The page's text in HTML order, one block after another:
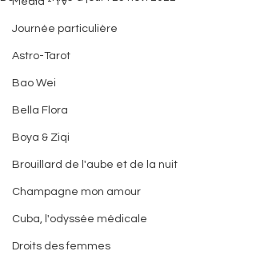
Journée particulière
Astro-Tarot
Bao Wei
Bella Flora
Boya & Ziqi
Brouillard de l'aube et de la nuit
Champagne mon amour
Cuba, l'odyssée médicale
Droits des femmes